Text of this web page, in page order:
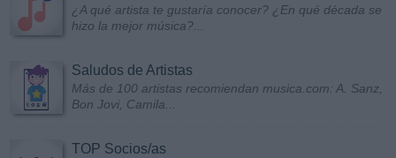
¿A qué artista te gustaría conocer? ¿En qué década se
hizo la mejor música?...
Saludos de Artistas
Más de 100 artistas recomiendan musica.com: A. Sanz,
Bon Jovi, Camila...
TOP Socios/as